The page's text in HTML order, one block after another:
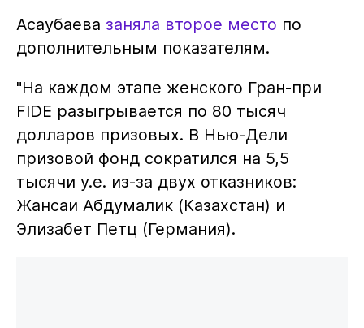
Асаубаева заняла второе место по
дополнительным показателям.
"На каждом этапе женского Гран-при
FIDE разыгрывается по 80 тысяч
долларов призовых. В Нью-Дели
призовой фонд сократился на 5,5
тысячи у.е. из-за двух отказников:
Жансаи Абдумалик (Казахстан) и
Элизабет Петц (Германия).